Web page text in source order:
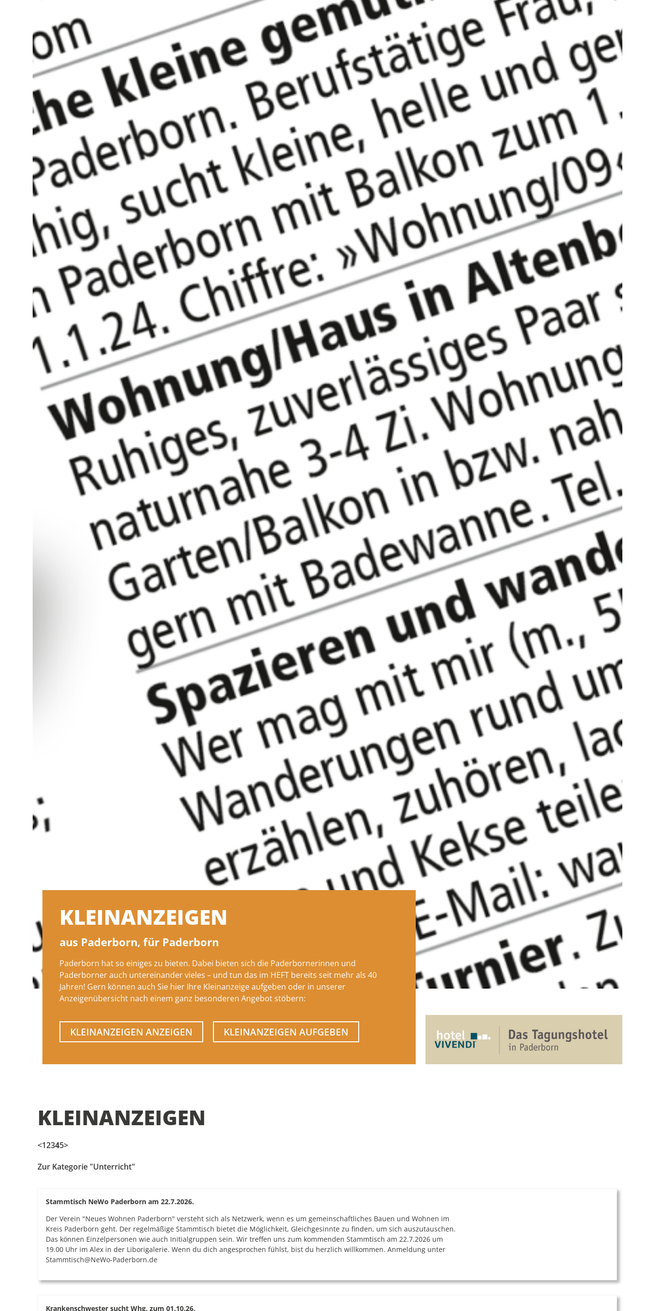
KLEINANZEIGEN
aus Paderborn, für Paderborn
Paderborn hat so einiges zu bieten. Dabei bieten sich die Paderbornerinnen und
Paderborner auch untereinander vieles – und tun das im HEFT bereits seit mehr als 40
Jahren! Gern können auch Sie hier Ihre Kleinanzeige aufgeben oder in unserer
Anzeigenübersicht nach einem ganz besonderen Angebot stöbern:
KLEINANZEIGEN ANZEIGEN KLEINANZEIGEN AUFGEBEN
KLEINANZEIGEN
<12345>
Zur Kategorie "Unterricht"
Stammtisch NeWo Paderborn am 22.7.2026.
Der Verein "Neues Wohnen Paderborn" versteht sich als Netzwerk, wenn es um gemeinschaftliches Bauen und Wohnen im
Kreis Paderborn geht. Der regelmäßige Stammtisch bietet die Möglichkeit, Gleichgesinnte zu finden, um sich auszutauschen.
Das können Einzelpersonen wie auch Initialgruppen sein. Wir treffen uns zum kommenden Stammtisch am 22.7.2026 um
19.00 Uhr im Alex in der Liborigalerie. Wenn du dich angesprochen fühlst, bist du herzlich willkommen. Anmeldung unter
Stammtisch@NeWo-Paderborn.de
Krankenschwester sucht Whg. zum 01.10.26.